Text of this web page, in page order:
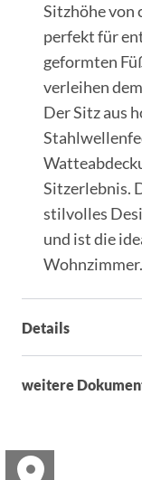
Sitzhöhe von
perfekt für
geformten
verleihen
Der Sitz aus
Sitzerlebnis.
stilvolles
und ist die
Wohnzimmer.
Details
weitere